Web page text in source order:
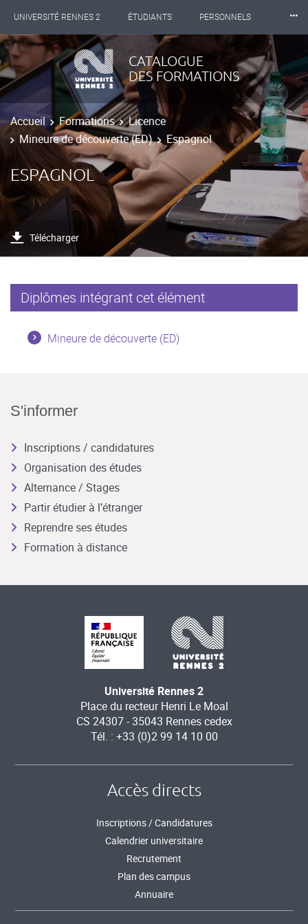
UNIVERSITÉ RENNES 2 ÉTUDIANTS PERSONNELS
INTERNATIONAL PROFESSIONNELS BIBLIOTHÈQUES
LES NOUVELLES DE RENNES 2
⸱⸱⸱
CATALOGUE
DES FORMATIONS
Accueil Formations
Licence
Mineure de découverte (ED)
Espagnol
ESPAGNOL
Télécharger
Diplômes intégrant cet élément
Mineure de découverte (ED)
S'informer
Inscriptions / candidatures
Organisation des études
Alternance / Stages
Partir étudier à l’étranger
Reprendre ses études
Formation à distance
Université Rennes 2
Place du recteur Henri Le Moal
CS 24307 - 35043 Rennes cedex
Tél. : +33 (0)2 99 14 10 00
Accès directs
Inscriptions / Candidatures
Calendrier universitaire
Recrutement
Plan des campus
Annuaire